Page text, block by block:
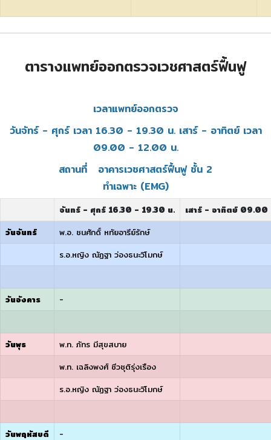
ตารางแพทย์ออกตรวจเวชศาสตร์ฟื้นฟู
เวลาแพทย์ออกตรวจ
วันจัทร์ - ศุกร์ เวลา 16.30 - 19.30 น. เสาร์ - อาทิตย์ เวลา
09.00 - 12.00 น.
สถานที่ อาคารเวชศาสตร์ฟื้นฟู ชั้น 2
ทำเฉพาะ (EMG)
จันทร์ - ศุกร์ 16.30 - 19.30 น.
เสาร์ - อาทิตย์
วันจันทร์
พ.อ. ชนศักดิ์ หทัยอารีย์รักษ์
ร.อ.หญิง ณัฏฐา ว่องธนะวิโมกษ์
วันอังคาร -
วันพุธ
พ.ท. ภัทร มีสุขสบาย
พ.ท. เฉลิงพงศ์ ชีวชุติรุ่งเรือง
ร.อ.หญิง ณัฏฐา ว่องธนะวิโมกษ์
วันพฤหัสบดี -